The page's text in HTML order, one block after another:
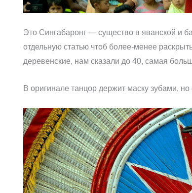
Это Сингабаронг — существо в яванской и
отдельную статью чтоб более-менее
деревенские, нам сказали до 40, самая
В оригинале танцор держит маску зубами,